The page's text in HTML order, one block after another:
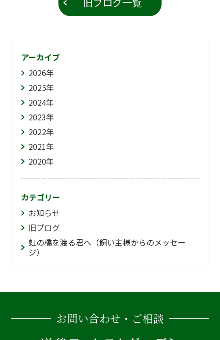
アーカイブ
2026年
2025年
2024年
2023年
2022年
2021年
2020年
カテゴリー
お知らせ
旧ブログ
虹の橋を渡る君へ（飼い主様からのメッセー
ジ）
お問い合わせ・ご相談